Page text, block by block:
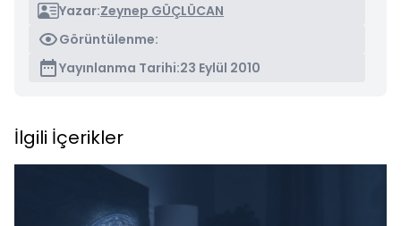
Yazar:Zeynep GÜÇLÜCAN
Görüntülenme:
Yayınlanma Tarihi:23 Eylül 2010
İlgili İçerikler